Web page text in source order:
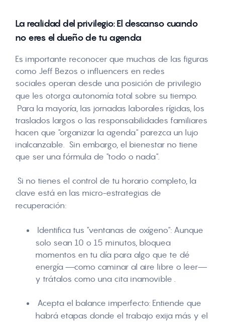
La realidad del privilegio: El descanso cuando
no eres el dueño de tu agenda
Es importante reconocer que muchas de las figuras
como Jeff Bezos o influencers en redes
sociales operan desde una posición de privilegio
que les otorga autonomía total sobre su tiempo.
Para la mayoría, las jornadas laborales rígidas, los
traslados largos o las responsabilidades familiares
hacen que "organizar la agenda" parezca un lujo
inalcanzable. Sin embargo, el bienestar no tiene
que ser una fórmula de "todo o nada".
Si no tienes el control de tu horario completo, la
clave está en las micro-estrategias de
recuperación:
Identifica tus "ventanas de oxígeno": Aunque
solo sean 10 o 15 minutos, bloquea
momentos en tu día para algo que te dé
energía —como caminar al aire libre o leer—
y trátalos como una cita inamovible .
Acepta el balance imperfecto: Entiende que
habrá etapas donde el trabajo exija más y el